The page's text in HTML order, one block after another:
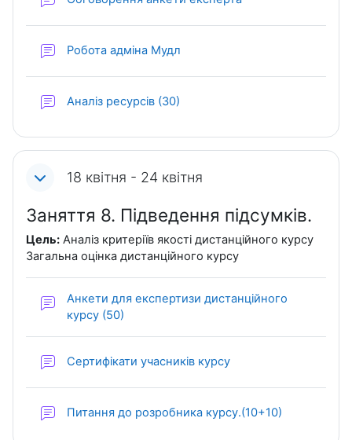
Робота адміна Мудл
Аналіз ресурсів (30)
18 квітня - 24 квітня
Заняття 8. Підведення підсумків.
Цель: Аналіз критеріїв якості дистанційного курсу
Загальна оцінка дистанційного курсу
Анкети для експертизи дистанційного
курсу (50)
Сертифікати учасників курсу
Питання до розробника курсу.(10+10)